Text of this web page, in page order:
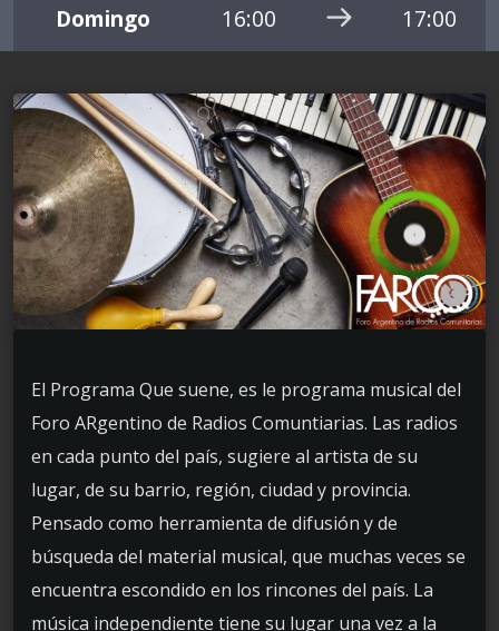
Domingo 16:00 17:00
El Programa Que suene, es le programa musical del
Foro ARgentino de Radios Comuntiarias. Las radios
en cada punto del país, sugiere al artista de su
lugar, de su barrio, región, ciudad y provincia.
Pensado como herramienta de difusión y de
búsqueda del material musical, que muchas veces se
encuentra escondido en los rincones del país. La
música independiente tiene su lugar una vez a la